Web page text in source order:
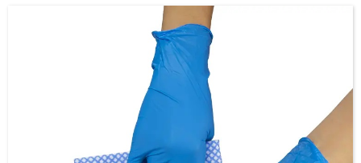
предива.Најлон нитрилне заштитне рукавице, рукавице од двоструког
платна, гумене рукавице од предива, рукавице за једнократну инспекцију,
рукавице од латекса са дугим рукама, итд. Широко се користе у
индустрији, рударству, рибарству, пољопривреди, шумарству и другим
областима опште заштите рада, погледајте испод за наши тренутни